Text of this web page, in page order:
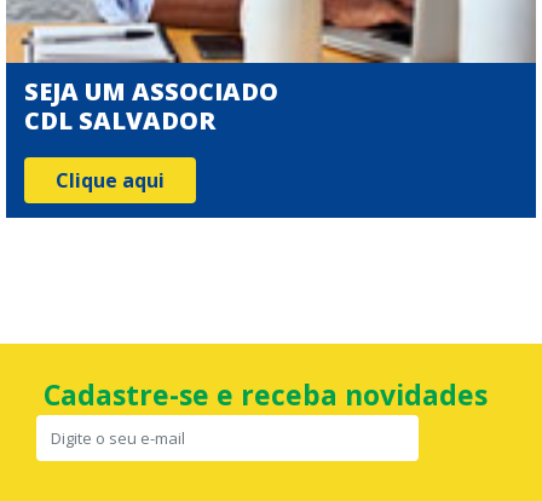
SEJA UM ASSOCIADO
CDL SALVADOR
Clique aqui
Cadastre-se e receba novidades